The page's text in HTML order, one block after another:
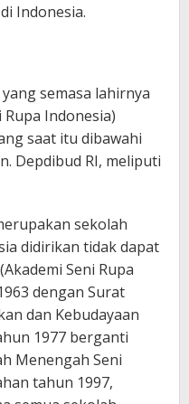
Indonesia.
semasa lahirnya
Rupa Indonesia)
saat itu dibawahi
Depdibud RI, meliputi
sekolah
didirikan tidak dapat
Seni Rupa
dengan Surat
dan Kebudayaan
1977 berganti
Menengah Seni
tahun 1997,